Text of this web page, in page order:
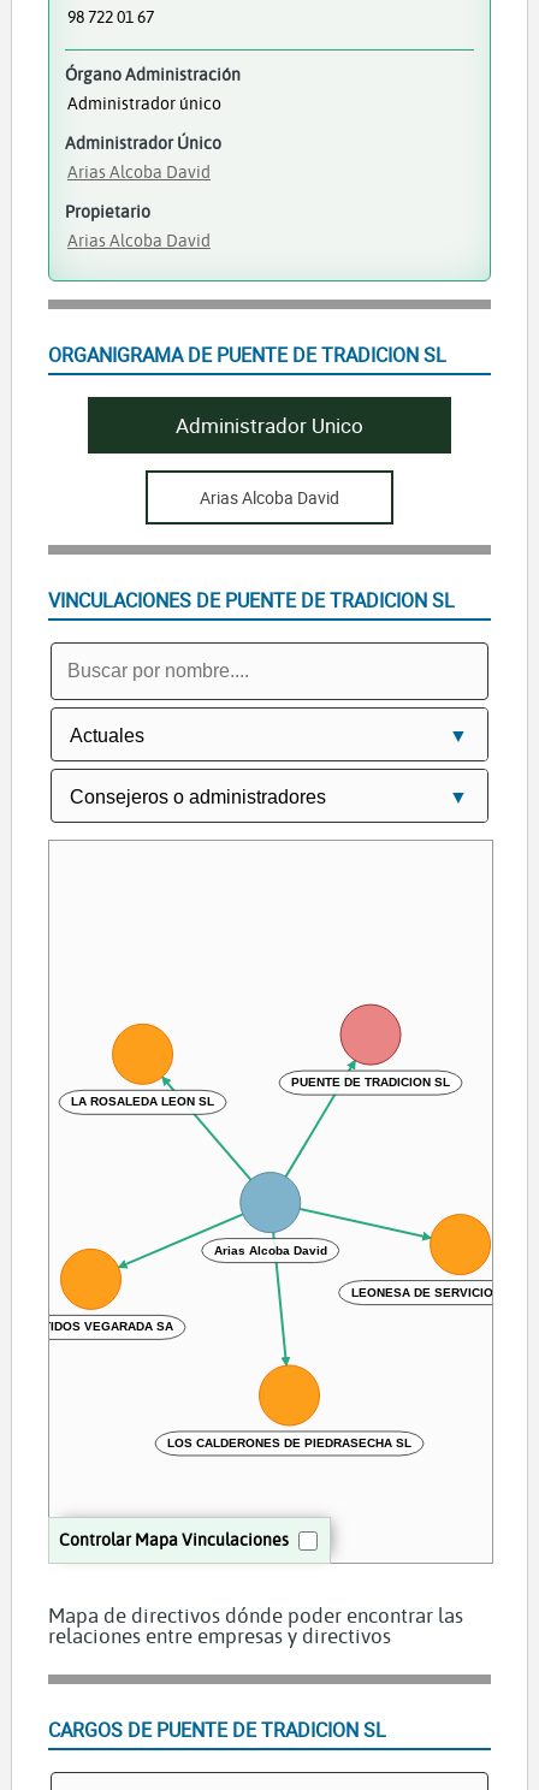
98 722 01 67
Órgano Administración
Administrador único
Administrador Único
Arias Alcoba David
Propietario
Arias Alcoba David
ORGANIGRAMA DE PUENTE DE TRADICION SL
Administrador Unico
Arias Alcoba David
VINCULACIONES DE PUENTE DE TRADICION SL
Controlar Mapa Vinculaciones
PUENTE DE TRADICION SL
Arias Alcoba David
LA ROSALEDA LEON SL
LOS CALDERONES DE PIEDRASECHA SL
EMBUTIDOS VEGARADA SA
LEONESA DE SERVICIOS
Mapa de directivos dónde poder encontrar las
relaciones entre empresas y directivos
CARGOS DE PUENTE DE TRADICION SL